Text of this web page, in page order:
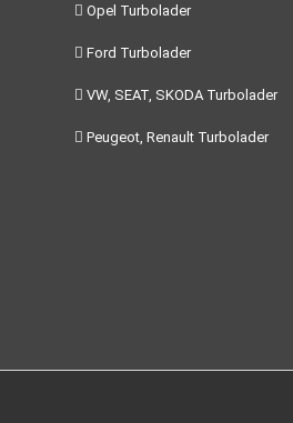
Opel Turbolader
Ford Turbolader
VW, SEAT, SKODA Turbolader
Peugeot, Renault Turbolader